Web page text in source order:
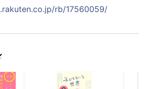
rb/17560059/